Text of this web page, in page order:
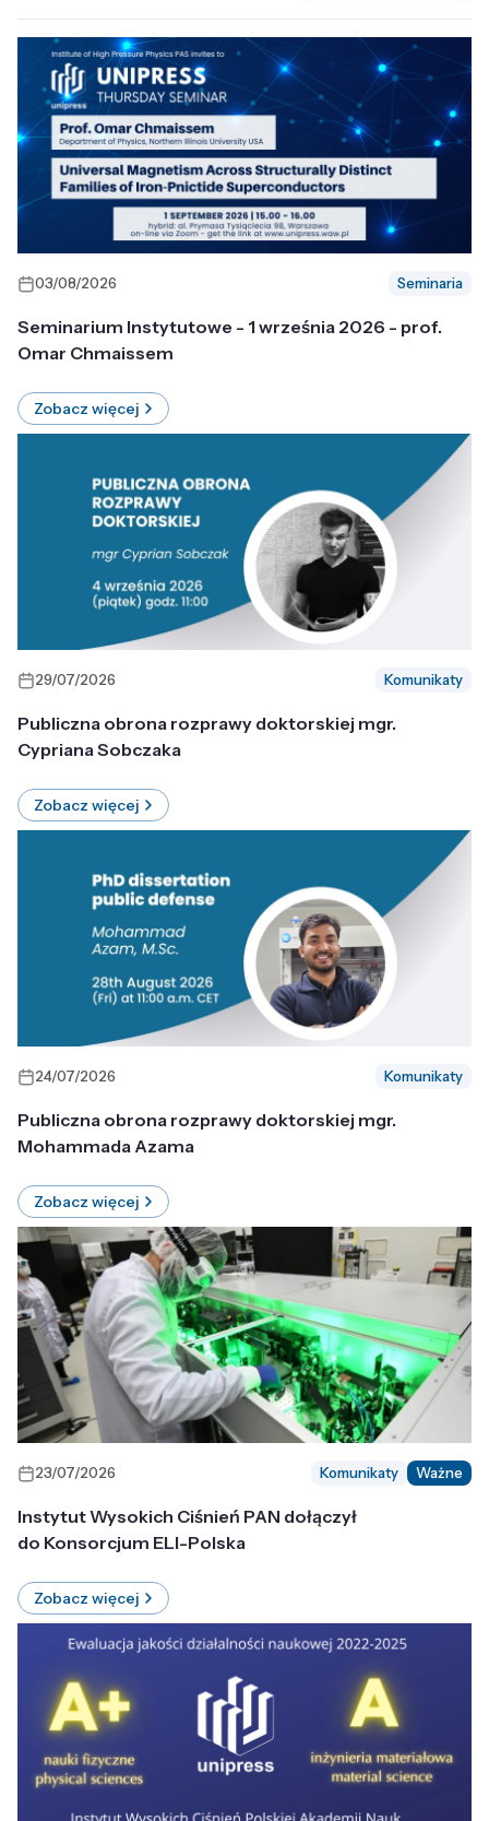
03/08/2026 Seminaria
Seminarium Instytutowe - 1 września 2026 - prof.
Omar Chmaissem
Zobacz więcej
29/07/2026 Komunikaty
Publiczna obrona rozprawy doktorskiej mgr.
Cypriana Sobczaka
Zobacz więcej
24/07/2026 Komunikaty
Publiczna obrona rozprawy doktorskiej mgr.
Mohammada Azama
Zobacz więcej
23/07/2026 Komunikaty Ważne
Instytut Wysokich Ciśnień PAN dołączył
do Konsorcjum ELI-Polska
Zobacz więcej